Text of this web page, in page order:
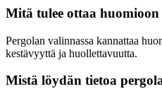
Mitä tulee ottaa huomioon
Pergolan valinnassa kannattaa
kestävyyttä ja huollettavuutta.
Mistä löydän tietoa